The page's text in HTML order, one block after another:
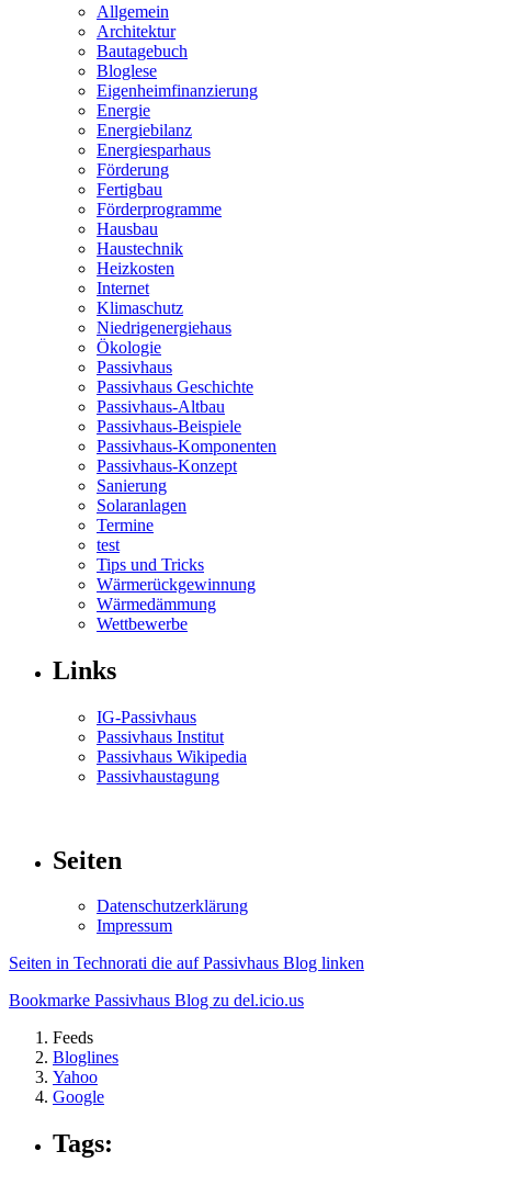
Allgemein
Architektur
Bautagebuch
Bloglese
Eigenheimfinanzierung
Energie
Energiebilanz
Energiesparhaus
Förderung
Fertigbau
Förderprogramme
Hausbau
Haustechnik
Heizkosten
Internet
Klimaschutz
Niedrigenergiehaus
Ökologie
Passivhaus
Passivhaus Geschichte
Passivhaus-Altbau
Passivhaus-Beispiele
Passivhaus-Komponenten
Passivhaus-Konzept
Sanierung
Solaranlagen
Termine
test
Tips und Tricks
Wärmerückgewinnung
Wärmedämmung
Wettbewerbe
Links
IG-Passivhaus
Passivhaus Institut
Passivhaus Wikipedia
Passivhaustagung
Seiten
Datenschutzerklärung
Impressum
Seiten in Technorati die auf Passivhaus Blog linken
Bookmarke Passivhaus Blog zu del.icio.us
Feeds
Bloglines
Yahoo
Google
Tags: